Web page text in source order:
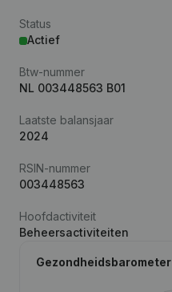
Status
Actief
Btw-nummer
NL 003448563 B01
Laatste balansjaar
2024
RSIN-nummer
003448563
Hoofdactiviteit
Beheersactiviteiten
Gezondheidsbarometer